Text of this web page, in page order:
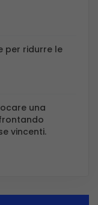
per ridurre le
una
vincenti.